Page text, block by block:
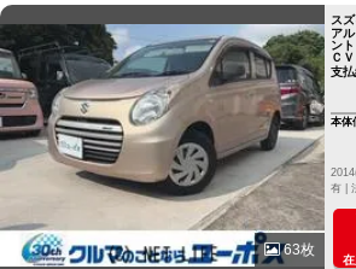
63枚
ス
ア
ン
Ｃ
Ｓ
支
本体
有 |